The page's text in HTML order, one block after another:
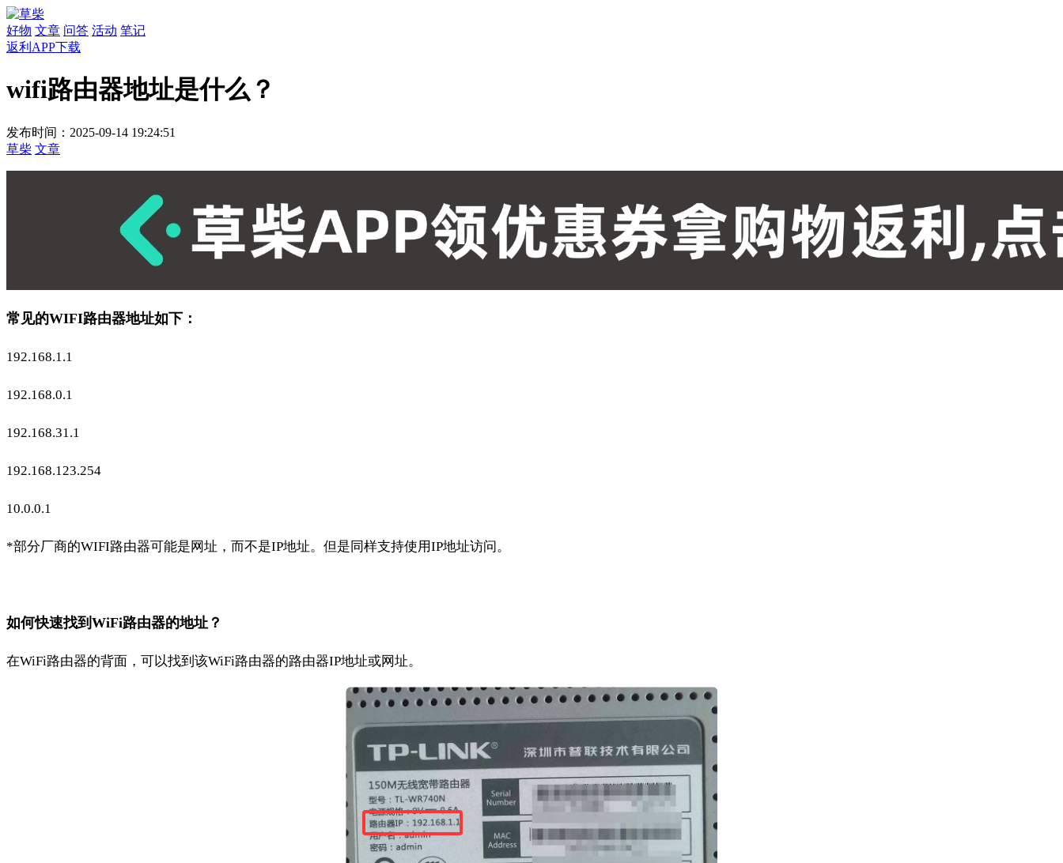
好物 文章 问答 活动 笔记
返利APP下载
wifi路由器地址是什么？
发布时间：2025-09-14 19:24:51
草柴 文章
常见的WIFI路由器地址如下：
192.168.1.1
192.168.0.1
192.168.31.1
192.168.123.254
10.0.0.1
*部分厂商的WIFI路由器可能是网址，而不是IP地址。但是同样支持使用IP地址访问。
如何快速找到WiFi路由器的地址？
在WiFi路由器的背面，可以找到该WiFi路由器的路由器IP地址或网址。